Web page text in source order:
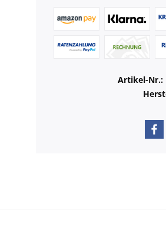
Artikel-Nr.: